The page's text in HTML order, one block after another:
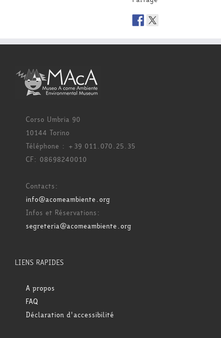
Corso Umbria 90
10144 Torino
Téléphone : +39 011.070.25.35
CF: 08698240010
Contacts:
info@acomeambiente.org
Infos et Réservations:
segreteria@acomeambiente.org
LIENS RAPIDES
A propos
FAQ
Déclaration d'accessibilité